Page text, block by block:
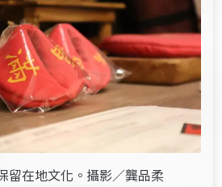
留在地文化。攝影／龔品柔